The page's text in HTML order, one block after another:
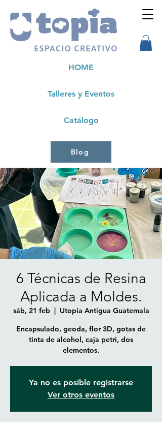
Talleres y Eventos
HOME
Catálogo
Blog
6 Técnicas de Resina
Aplicada a Moldes.
sáb, 21 feb
  |
Utopia Antigua Guatemala
Encapsulado, geoda, flor 3D, gotas de
tinta de alcohol, caja petri, dos
elementos.
Ya no es posible registrarse
Ver otros eventos